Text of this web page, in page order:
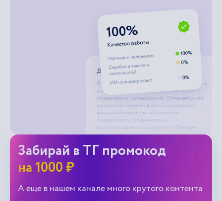
Забирай в ТГ промокод
на 1000 ₽
А еще в нашем канале много крутого контента